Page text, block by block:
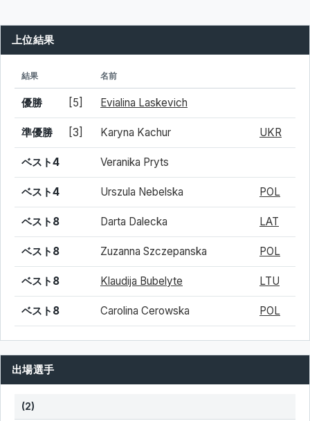
上位結果
結果 名前
優勝 [5] Evialina Laskevich
準優勝 [3] Karyna Kachur UKR
ベスト4 Veranika Pryts
ベスト4 Urszula Nebelska POL
ベスト8 Darta Dalecka LAT
ベスト8 Zuzanna Szczepanska POL
ベスト8 Klaudija Bubelyte LTU
ベスト8 Carolina Cerowska POL
出場選手
(2)